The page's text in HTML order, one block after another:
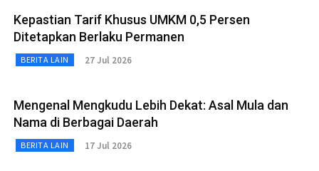
Kepastian Tarif Khusus UMKM 0,5 Persen
Ditetapkan Berlaku Permanen
BERITA LAIN 27 Jul 2026
Mengenal Mengkudu Lebih Dekat: Asal Mula dan
Nama di Berbagai Daerah
BERITA LAIN 17 Jul 2026